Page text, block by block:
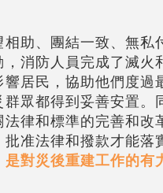
助、團結一致、無私
消防人員完成了滅火
居民，協助他們度過
眾都得到妥善安置。
律和標準的完善和改
准法律和撥款才能落
對災後重建工作的有